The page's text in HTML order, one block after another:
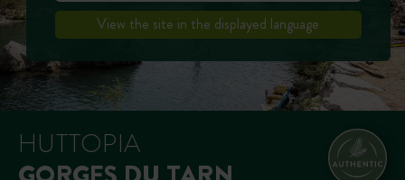
HUTTOPIA
View the site in the displayed language